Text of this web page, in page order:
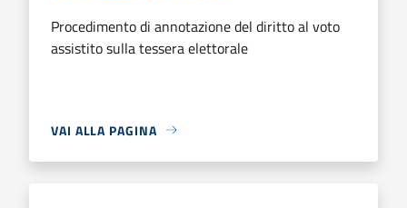
Procedimento di annotazione del diritto al voto
assistito sulla tessera elettorale
VAI ALLA PAGINA